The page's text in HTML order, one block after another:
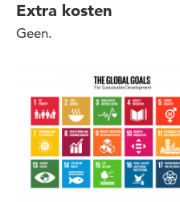
Extra kosten
Geen.